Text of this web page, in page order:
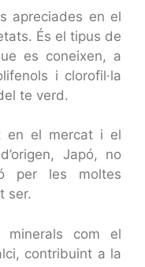
apreciades en el
És el tipus de
es coneixen, a
i clorofil·la
te verd.
en el mercat i el
Japó, no
per les moltes
ser.
com el
contribuint a la